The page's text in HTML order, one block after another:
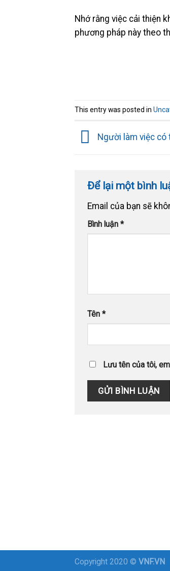
Nhớ rằng việc cải thiện
phương pháp này theo
This entry was posted in
Người làm việc có
Để lại một bình
Email của bạn sẽ
Bình luận *
Tên *
Lưu tên của tôi,
Copyright 2020 © VNF.VN